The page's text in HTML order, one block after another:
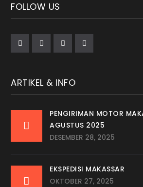
FOLLOW US
ARTIKEL & INFO
PENGIRIMAN MOTOR
AGUSTUS 2025
DESEMBER 28, 2025
EKSPEDISI MAKASSAR
OKTOBER 27, 2025